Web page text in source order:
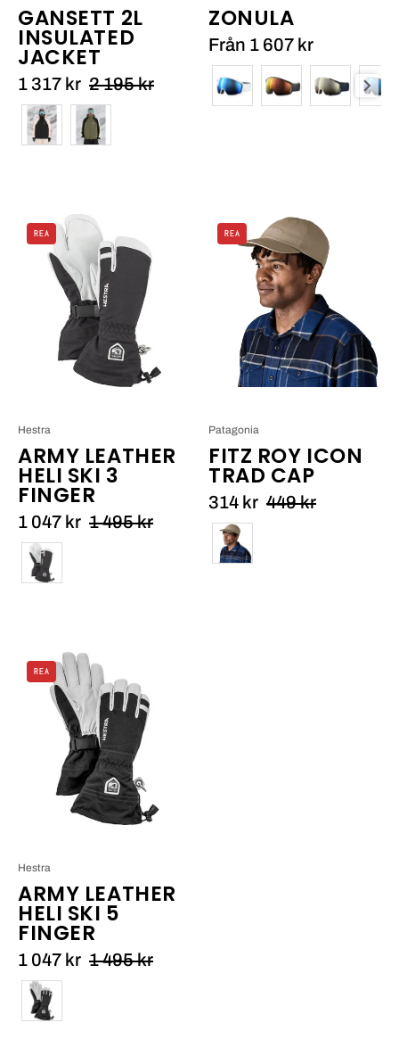
GANSETT 2L
INSULATED
JACKET
1 317 kr 2 195 kr
Färg
ZONULA
Från 1 607 kr
Army
Leather
Heli
finger_1
REA
ARMY LEATHER
HELI SKI 3
FINGER
Hestra
1 047 kr 1 495 kr
Färg
Patagonia
Fitz
Roy
Icon
Trad
Cap_2
REA
FITZ ROY ICON
TRAD CAP
Patagonia
314 kr 449 kr
Färg
Army
Leather
Heli
Ski
5
finger_1
REA
ARMY LEATHER
HELI SKI 5
FINGER
Hestra
1 047 kr 1 495 kr
Färg